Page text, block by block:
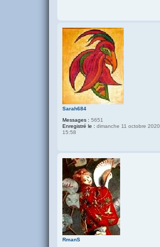
Sarah684
Messages : 5651
Enregistré le : dimanche 11 octobre 2020
15:58
RmanS